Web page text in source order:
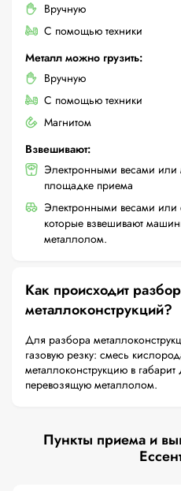
Вручную
С помощью техники
Металл можно грузить:
Вручную
С помощью техники
Магнитом
Взвешивают:
Электронными весами
площадке приема
Электронными весами
которые взвешивают
металлолом.
Как происходит
металлоконструкций?
Для разбора
газовую резку: смесь
металлоконструкцию в
перевозящую металлолом.
Пункты приема и